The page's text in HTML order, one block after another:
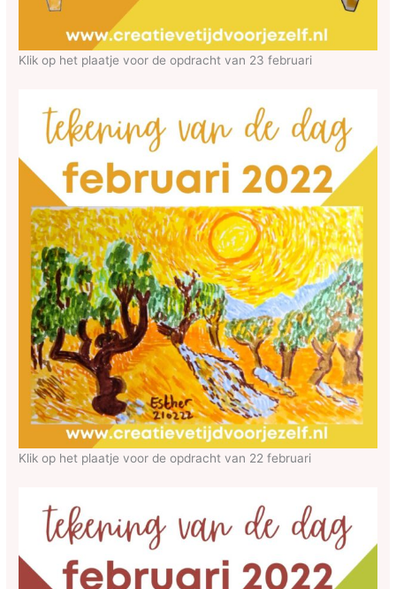
Klik op het plaatje voor de opdracht van 23 februari
Klik op het plaatje voor de opdracht van 22 februari